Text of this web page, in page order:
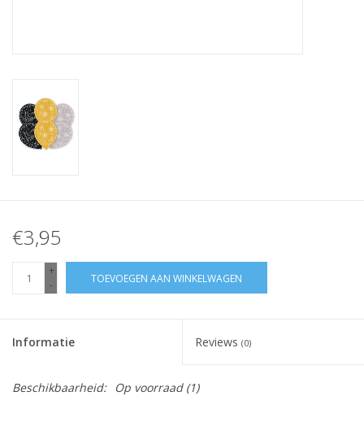
€3,95
+
-
TOEVOEGEN AAN WINKELWAGEN
Informatie Reviews (0)
Beschikbaarheid: Op voorraad(1)